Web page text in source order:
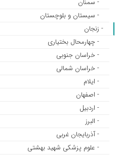
- سمنان
- سیستان و بلوچستان
- زنجان
- چهارمحال بختیاری
- خراسان جنوبی
- خراسان شمالی
- ایلام
- اصفهان
- اردبیل
- البرز
- آذربایجان غربی
- علوم پزشکی شهید بهشتی